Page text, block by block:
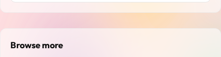
Browse more